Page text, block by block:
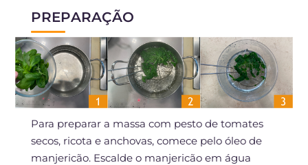
PREPARAÇÃO
Para preparar a massa com pesto de tomates
secos, ricota e anchovas, comece pelo óleo de
manjericão. Escalde o manjericão em água